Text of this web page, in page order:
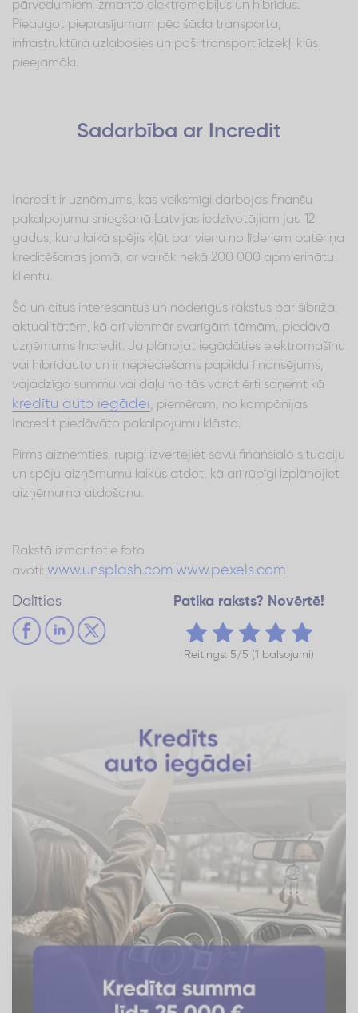
pārvedumiem izmanto elektromobiļus un hibrīdus.
Pieaugot pieprasījumam pēc šāda transporta,
infrastruktūra uzlabosies un paši transportlīdzekļi kļūs
pieejamāki.
Sadarbība ar Incredit
Incredit ir uzņēmums, kas veiksmīgi darbojas finanšu
pakalpojumu sniegšanā Latvijas iedzīvotājiem jau 12
gadus, kuru laikā spējis kļūt par vienu no līderiem patēriņa
kreditēšanas jomā, ar vairāk nekā 200 000 apmierinātu
klientu.
Šo un citus interesantus un noderīgus rakstus par šībrīža
aktualitātēm, kā arī vienmēr svarīgām tēmām, piedāvā
uzņēmums Incredit. Ja plānojat iegādāties elektromašīnu
vai hibrīdauto un ir nepieciešams papildu finansējums,
vajadzīgo summu vai daļu no tās varat ērti saņemt kā
kredītu auto iegādei, piemēram, no kompānijas
Incredit piedāvāto pakalpojumu klāsta.
Pirms aizņemties, rūpīgi izvērtējiet savu finansiālo situāciju
un spēju aizņēmumu laikus atdot, kā arī rūpīgi izplānojiet
aizņēmuma atdošanu.
Rakstā izmantotie foto
avoti: www.unsplash.com www.pexels.com
Dalīties Patika raksts? Novērtē!
Reitings: 5/5 (1 balsojumi)